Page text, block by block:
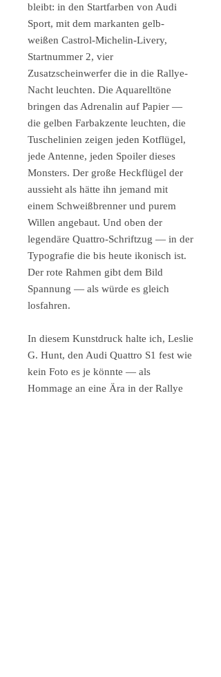
bleibt: in den Startfarben von Audi
Sport, mit dem markanten gelb-
weißen Castrol-Michelin-Livery,
Startnummer 2, vier
Zusatzscheinwerfer die in die Rallye-
Nacht leuchten. Die Aquarelltöne
bringen das Adrenalin auf Papier —
die gelben Farbakzente leuchten, die
Tuschelinien zeigen jeden Kotflügel,
jede Antenne, jeden Spoiler dieses
Monsters. Der große Heckflügel der
aussieht als hätte ihn jemand mit
einem Schweißbrenner und purem
Willen angebaut. Und oben der
legendäre Quattro-Schriftzug — in der
Typografie die bis heute ikonisch ist.
Der rote Rahmen gibt dem Bild
Spannung — als würde es gleich
losfahren.
In diesem Kunstdruck halte ich, Leslie
G. Hunt, den Audi Quattro S1 fest wie
kein Foto es je könnte — als
Hommage an eine Ära in der Rallye